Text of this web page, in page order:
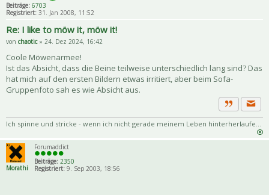
Beiträge: 6703
Registriert: 31. Jan 2008, 11:52
Re: I like to möw it, möw it!
von chaotic» 24. Dez 2024, 16:42
Coole Möwenarmee!
Ist das Absicht, dass die Beine teilweise unterschiedlich lang sind? Das
hat mich auf den ersten Bildern etwas irritiert, aber beim Sofa-
Gruppenfoto sah es wie Absicht aus.
Zitat
Ich spinne und stricke - wenn ich nicht gerade meinem Leben hinterherlaufe...
Morathi
Forumaddict
Beiträge: 2350
Registriert: 9. Sep 2003, 18:56